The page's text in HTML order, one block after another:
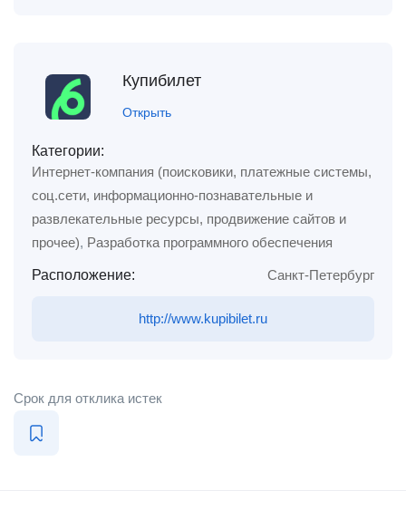
Купибилет
Открыть
Категории:
Интернет-компания (поисковики, платежные системы,
соц.сети, информационно-познавательные и
развлекательные ресурсы, продвижение сайтов и
прочее), Разработка программного обеспечения
Расположение: Санкт-Петербург
http://www.kupibilet.ru
Срок для отклика истек